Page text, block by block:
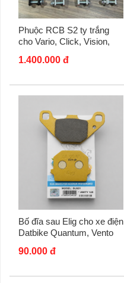
Phuộc RCB S2 ty trắng
cho Vario, Click, Vision,
1.400.000 đ
Bố đĩa sau Elig cho xe điện
Datbike Quantum, Vento
90.000 đ